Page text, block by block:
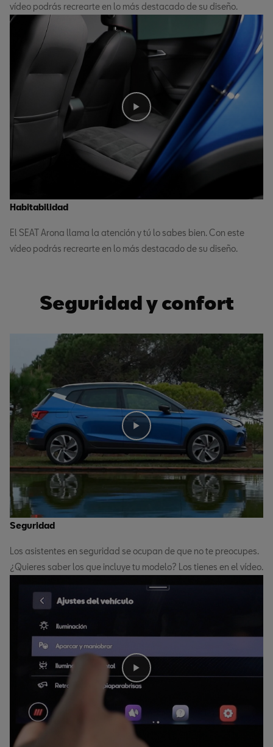
vídeo podrás recrearte en lo más destacado de su diseño.
Habitabilidad
El SEAT Arona llama la atención y tú lo sabes bien. Con este
vídeo podrás recrearte en lo más destacado de su diseño.
Seguridad y confort
Seguridad
Los asistentes en seguridad se ocupan de que no te preocupes.
¿Quieres saber los que incluye tu modelo? Los tienes en el vídeo.